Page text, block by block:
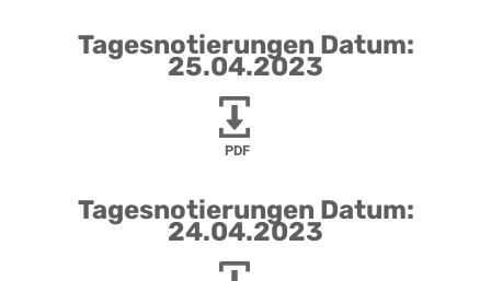
Tagesnotierungen Datum:
25.04.2023
PDF
Tagesnotierungen Datum:
24.04.2023